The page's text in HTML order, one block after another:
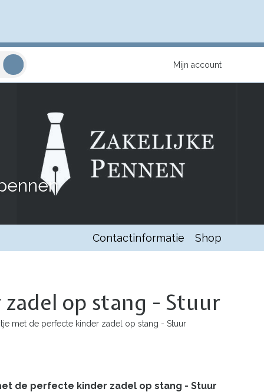
Mijn account
Contactinformatie Shop
op stang - Stuur
met de perfecte kinder zadel op stang - Stuur
de perfecte kinder zadel op stang - Stuur